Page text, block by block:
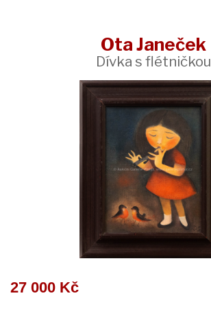
Ota Janeček
Dívka s flétničkou
27 000 Kč